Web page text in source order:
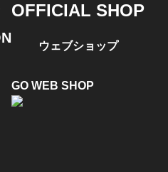
OFFICIAL SHOP
ウェブショップ
GO WEB SHOP